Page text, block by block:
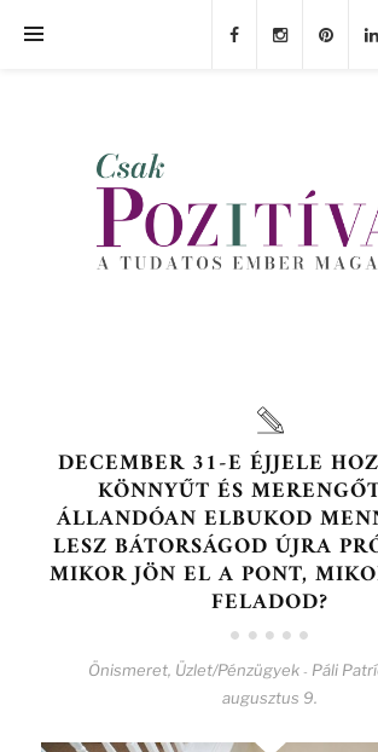
DECEMBER 31-E ÉJJELE
KÖNNYŰT ÉS
ÁLLANDÓAN ELBUKOD
LESZ BÁTORSÁGOD ÚJRA
MIKOR JÖN EL A PONT,
FELADOD?
Önismeret, Üzlet/Pénzügyek - Páli
augusztus 9.